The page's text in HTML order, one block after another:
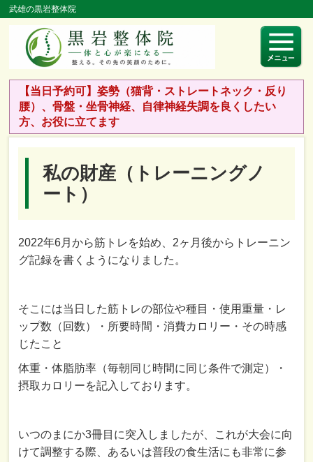
武雄の黒岩整体院
【当日予約可】姿勢（猫背・ストレートネック・反り
腰）、骨盤・坐骨神経、自律神経失調を良くしたい
方、お役に立てます
私の財産（トレーニングノ
ート）
2022年6月から筋トレを始め、2ヶ月後からトレーニン
グ記録を書くようになりました。
そこには当日した筋トレの部位や種目・使用重量・レ
ップ数（回数）・所要時間・消費カロリー・その時感
じたこと
体重・体脂肪率（毎朝同じ時間に同じ条件で測定）・
摂取カロリーを記入しております。
いつのまにか3冊目に突入しましたが、これが大会に向
けて調整する際、あるいは普段の食生活にも非常に参